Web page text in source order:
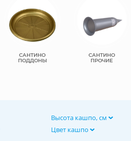
САНТИНО
ПОДДОНЫ
САНТИНО
ПРОЧИЕ
Высота кашпо, см
Цвет кашпо